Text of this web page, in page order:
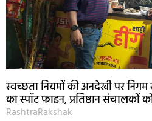
स्वच्छता नियमों की अनदेखी पर
का स्पॉट फाइन, प्रतिष्ठान संचालकों
RashtraRakshak